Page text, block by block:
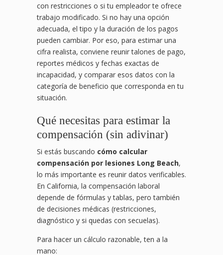
con restricciones o si tu empleador te ofrece
trabajo modificado. Si no hay una opción
adecuada, el tipo y la duración de los pagos
pueden cambiar. Por eso, para estimar una
cifra realista, conviene reunir talones de pago,
reportes médicos y fechas exactas de
incapacidad, y comparar esos datos con la
categoría de beneficio que corresponda en tu
situación.
Qué necesitas para estimar la
compensación (sin adivinar)
Si estás buscando cómo calcular
compensación por lesiones Long Beach,
lo más importante es reunir datos verificables.
En California, la compensación laboral
depende de fórmulas y tablas, pero también
de decisiones médicas (restricciones,
diagnóstico y si quedas con secuelas).
Para hacer un cálculo razonable, ten a la
mano: